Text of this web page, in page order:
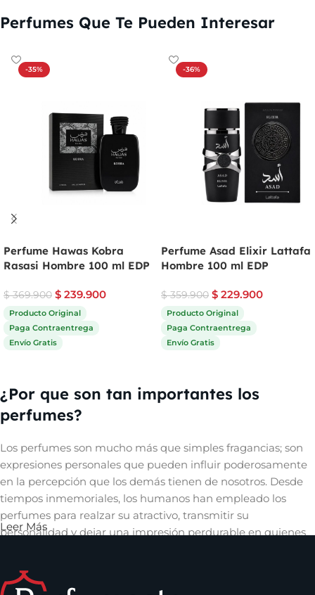
Perfumes Que Te Pueden Interesar
-35%
Perfume Hawas Kobra
Rasasi Hombre 100 ml EDP
$369.900 $ 239.900
Producto Original
Paga Contraentrega
Envío Gratis
-36%
Perfume Asad Elixir Lattafa
Hombre 100 ml EDP
$359.900 $ 229.900
Producto Original
Paga Contraentrega
Envío Gratis
¿Por que son tan importantes los
perfumes?
Los perfumes son mucho más que simples fragancias; son
expresiones personales que pueden influir poderosamente
en la percepción que los demás tienen de nosotros. Desde
tiempos inmemoriales, los humanos han empleado los
perfumes para realzar su atractivo, transmitir su
personalidad y dejar una impresión perdurable en quienes
quienes nos rodean, convirtiéndose así en una herramienta
Leer Más